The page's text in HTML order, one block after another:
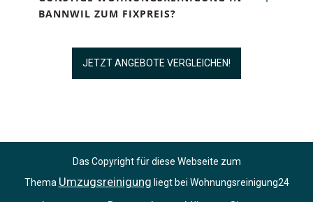
BANNWIL ZUM FIXPREIS?
JETZT ANGEBOTE VERGLEICHEN!
Das Copyright für diese Webseite zum
Thema Umzugsreinigung liegt bei Wohnungsreinigung24